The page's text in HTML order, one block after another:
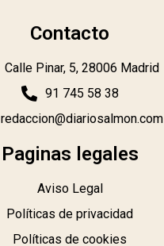
Contacto
Calle Pinar, 5, 28006 Madrid
91 745 58 38
redaccion@diariosalmon.com
Paginas legales
Aviso Legal
Políticas de privacidad
Políticas de cookies